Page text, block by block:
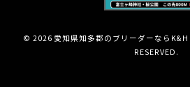
© 2026 愛知県知多郡のブリーダーなら
RESERVED.